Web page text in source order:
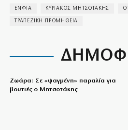
ΕΝΦΙΑ ΚΥΡΙΑΚΟΣ ΜΗΤΣΟΤΑΚΗΣ
ΤΡΑΠΕΖΙΚΗ ΠΡΟΜΗΘΕΙΑ
Ζωάρα: Σε «ψαγμένη» παραλία για
βουτιές ο Μητσοτάκης